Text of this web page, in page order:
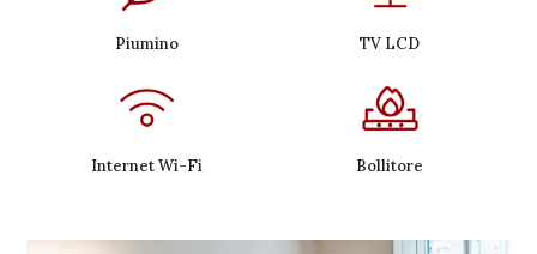
Piumino TV LCD
Internet Wi-Fi Bollitore